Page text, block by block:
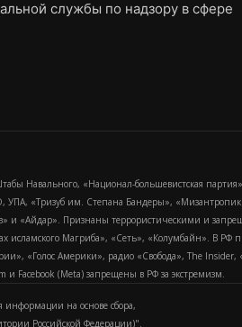
службы по надзору в сфере
Навального, «Национал-большевистская
УПА, «Тризуб им. Степана Бандеры»,
и «Айдар». Признаны террористическими и
исламского Магриба», «Сеть», «Колумбайн». В РФ
«Голос Америки», радио «Свобода», The
Facebook (Metа) запрещены в РФ за экстремизм.
на основе сбора,
Российской Федерации)".